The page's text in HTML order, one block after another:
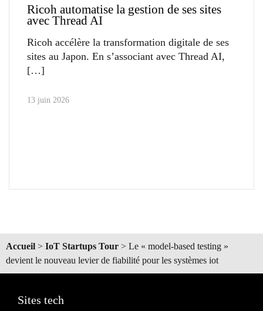
Ricoh automatise la gestion de ses sites
avec Thread AI
Ricoh accélère la transformation digitale de ses
sites au Japon. En s’associant avec Thread AI,
13 juin 2026
Accueil > IoT Startups Tour > Le « model-based testing »
devient le nouveau levier de fiabilité pour les systèmes iot
Sites tech